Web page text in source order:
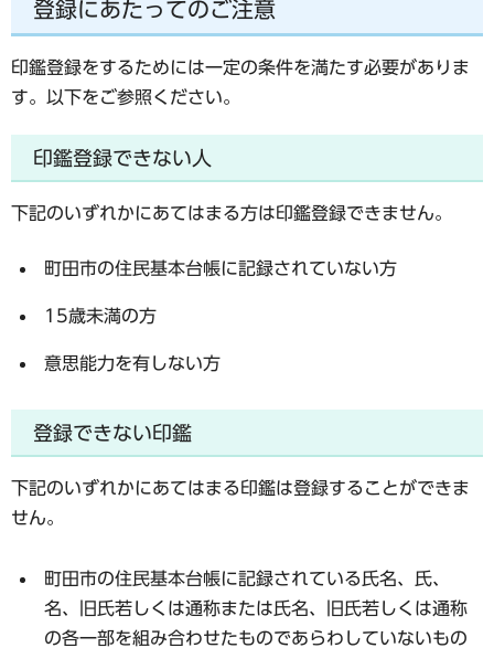
登録にあたってのご注意
印鑑登録をするためには一定の条件を満たす必要がありま
す。以下をご参照ください。
印鑑登録できない人
下記のいずれかにあてはまる方は印鑑登録できません。
町田市の住民基本台帳に記録されていない方
15歳未満の方
意思能力を有しない方
登録できない印鑑
下記のいずれかにあてはまる印鑑は登録することができま
せん。
町田市の住民基本台帳に記録されている氏名、氏、
名、旧氏若しくは通称または氏名、旧氏若しくは通称
の各一部を組み合わせたものであらわしていないもの